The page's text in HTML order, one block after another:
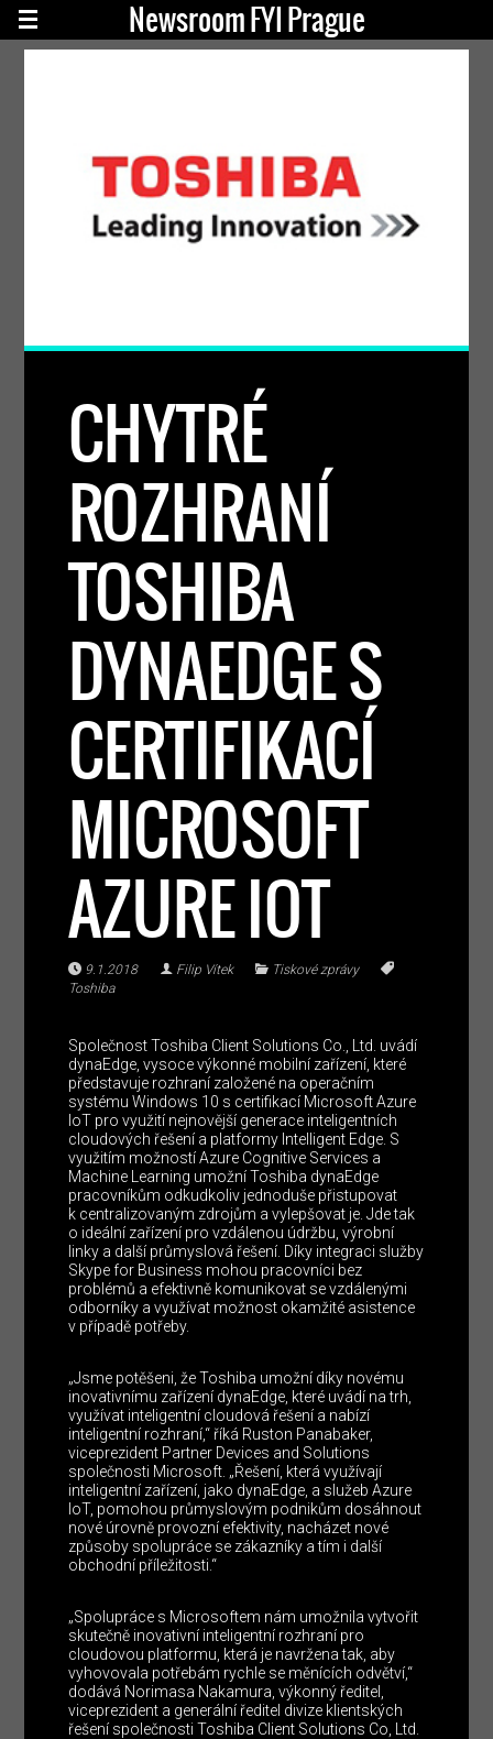
Newsroom FYI Prague
CHYTRÉ
ROZHRANÍ
TOSHIBA
DYNAEDGE S
CERTIFIKACÍ
MICROSOFT
AZURE IOT
9.1.2018 Filip Vítek
Tiskové zprávy
Toshiba
Společnost Toshiba Client Solutions Co., Ltd. uvádí
dynaEdge, vysoce výkonné mobilní zařízení, které
představuje rozhraní založené na operačním
systému Windows 10 s certifikací Microsoft Azure
IoT pro využití nejnovější generace inteligentních
cloudových řešení a platformy Intelligent Edge. S
využitím možností Azure Cognitive Services a
Machine Learning umožní Toshiba dynaEdge
pracovníkům odkudkoliv jednoduše přistupovat
k centralizovaným zdrojům a vylepšovat je. Jde tak
o ideální zařízení pro vzdálenou údržbu, výrobní
linky a další průmyslová řešení. Díky integraci služby
Skype for Business mohou pracovníci bez
problémů a efektivně komunikovat se vzdálenými
odborníky a využívat možnost okamžité asistence
v případě potřeby.
„Jsme potěšeni, že Toshiba umožní díky novému
inovativnímu zařízení dynaEdge, které uvádí na trh,
využívat inteligentní cloudová řešení a nabízí
inteligentní rozhraní,“ říká Ruston Panabaker,
viceprezident Partner Devices and Solutions
společnosti Microsoft. „Řešení, která využívají
inteligentní zařízení, jako dynaEdge, a služeb Azure
IoT, pomohou průmyslovým podnikům dosáhnout
nové úrovně provozní efektivity, nacházet nové
způsoby spolupráce se zákazníky a tím i další
obchodní příležitosti.“
„Spolupráce s Microsoftem nám umožnila vytvořit
skutečně inovativní inteligentní rozhraní pro
cloudovou platformu, která je navržena tak, aby
vyhovovala potřebám rychle se měnících odvětví,“
dodává Norimasa Nakamura, výkonný ředitel,
viceprezident a generální ředitel divize klientských
řešení společnosti Toshiba Client Solutions Co, Ltd.